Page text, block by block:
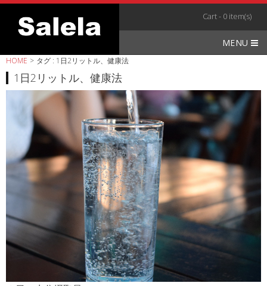
Skip
content
Cart - 0 item(s)
MENU
HOME > タグ : 1日2リットル、健康法
1日2リットル、健康法